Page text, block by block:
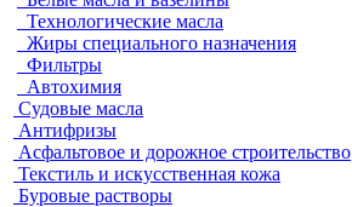
Технологические масла
Жиры специального назначения
Фильтры
Автохимия
Судовые масла
Антифризы
Асфальтовое и дорожное строительство
Текстиль и искусственная кожа
Буровые растворы